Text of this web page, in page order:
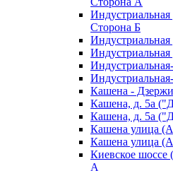
Сторона Б
Кашена -
Кашена, д. 5а
Кашена, д. 5а
Кашена улица
Кашена улица
Киевское шоссе
А